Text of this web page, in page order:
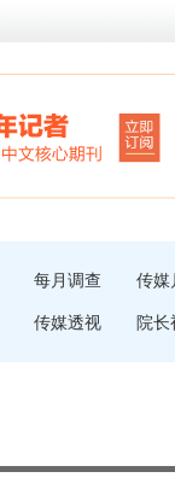
每月调查 传媒
传媒透视 院长